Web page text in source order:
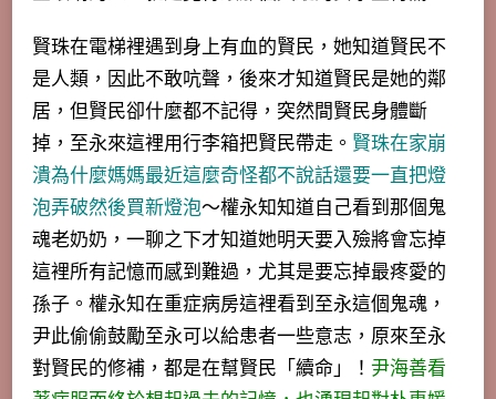
賢珠在電梯裡遇到身上有血的賢民，她知道賢民不
是人類，因此不敢吭聲，後來才知道賢民是她的鄰
居，但賢民卻什麼都不記得，突然間賢民身體斷
掉，至永來這裡用行李箱把賢民帶走。 賢珠在家崩
潰為什麼媽媽最近這麼奇怪都不說話還要一直把燈
泡弄破然後買新燈泡～權永知知道自己看到那個鬼
魂老奶奶，一聊之下才知道她明天要入殮將會忘掉
這裡所有記憶而感到難過，尤其是要忘掉最疼愛的
孫子。權永知在重症病房這裡看到至永這個鬼魂，
尹此偷偷鼓勵至永可以給患者一些意志， 原來至永
對賢民的修補，都是在幫賢民「續命」
！ 尹海善看